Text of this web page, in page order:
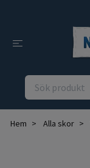
Hem Alla skor